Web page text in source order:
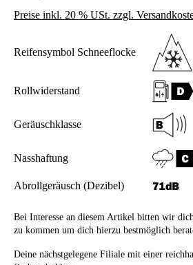
Preise inkl. 20 % USt. zzgl.
Reifensymbol Schneeflocke
Rollwiderstand
Geräuschklasse
Nasshaftung
Abrollgeräusch (Dezibel)
Bei Interesse an diesem Artikel bitten wir
zu kommen um dich hierzu bestmöglich
Deine nächstgelegene Filiale mit einer